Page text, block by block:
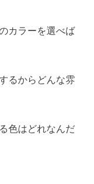
カラーを選べば
るからどんな雰
色はどれなんだ